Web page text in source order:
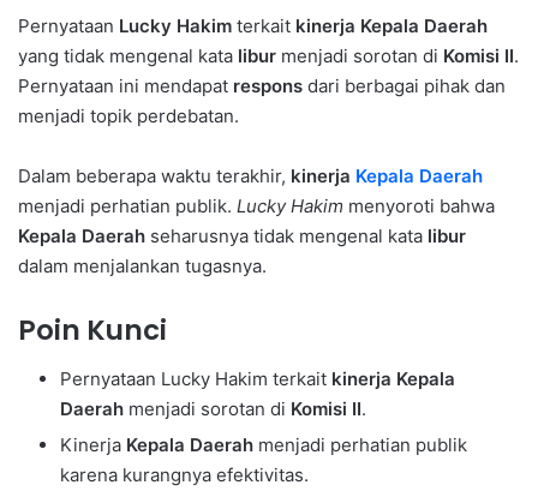
Pernyataan Lucky Hakim terkait kinerja Kepala Daerah
yang tidak mengenal kata libur menjadi sorotan di Komisi II.
Pernyataan ini mendapat respons dari berbagai pihak dan
menjadi topik perdebatan.
Dalam beberapa waktu terakhir, kinerja Kepala Daerah
menjadi perhatian publik. Lucky Hakim menyoroti bahwa
Kepala Daerah seharusnya tidak mengenal kata libur
dalam menjalankan tugasnya.
Poin Kunci
Pernyataan Lucky Hakim terkait kinerja Kepala
Daerah menjadi sorotan di Komisi II.
Kinerja Kepala Daerah menjadi perhatian publik
karena kurangnya efektivitas.